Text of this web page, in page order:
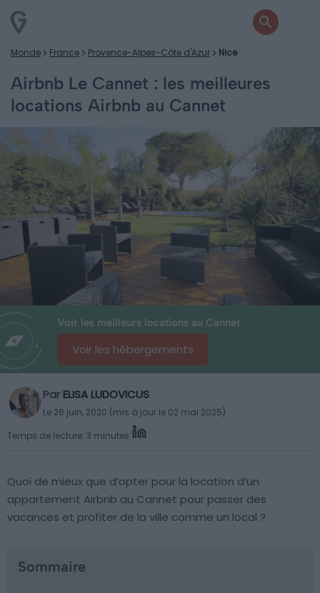
Monde France Provence-Alpes-Côte d'Azur Nice
Airbnb Le Cannet : les meilleures
locations Airbnb au Cannet
Voir les meilleurs locations au Cannet
Voir les hébergements
Par ELISA LUDOVICUS
Le 26 juin, 2020 (mis à jour le 02 mai 2025)
Temps de lecture: 3 minutes
Quoi de mieux que d’opter pour la location d’un
appartement Airbnb au Cannet pour passer des
vacances et profiter de la ville comme un local ?
Sommaire